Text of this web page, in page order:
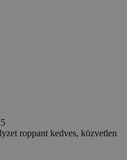
roppant kedves, közvetlen